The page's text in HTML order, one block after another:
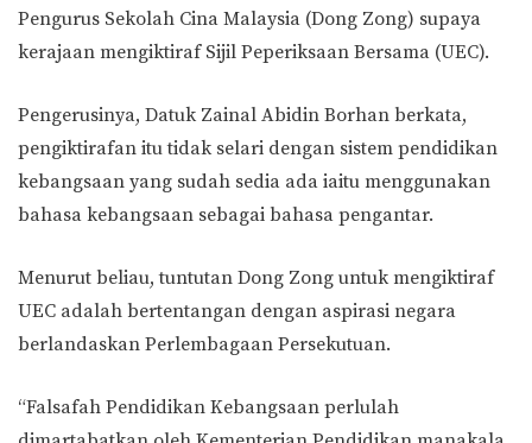
Pengurus Sekolah Cina Malaysia (Dong Zong) supaya
kerajaan mengiktiraf Sijil Peperiksaan Bersama (UEC).
Pengerusinya, Datuk Zainal Abidin Borhan berkata,
pengiktirafan itu tidak selari dengan sistem pendidikan
kebangsaan yang sudah sedia ada iaitu menggunakan
bahasa kebangsaan sebagai bahasa pengantar.
Menurut beliau, tuntutan Dong Zong untuk mengiktiraf
UEC adalah bertentangan dengan aspirasi negara
berlandaskan Perlembagaan Persekutuan.
“Falsafah Pendidikan Kebangsaan perlulah